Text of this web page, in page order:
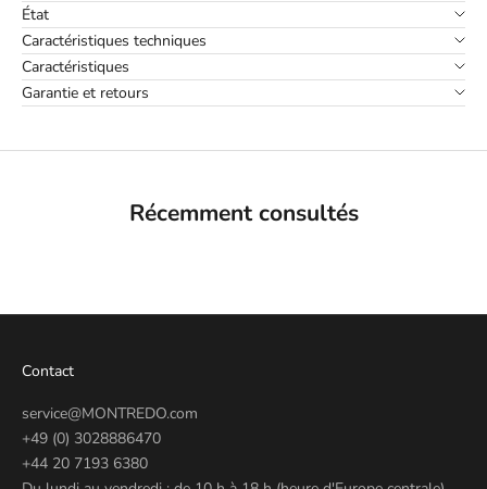
État
Caractéristiques techniques
Caractéristiques
Garantie et retours
Récemment consultés
Contact
service@MONTREDO.com
+49 (0) 3028886470
+44 20 7193 6380